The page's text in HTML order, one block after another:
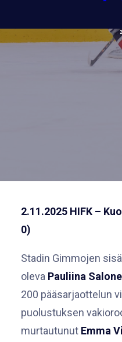
2.11.2025 HIFK –
0)
Stadin Gimmojen
oleva Pauliina
200 pääsarjaottelun
puolustuksen
murtautunut Emma